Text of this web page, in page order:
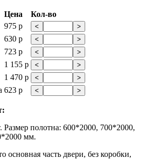
Цена
Кол-во
975 р < >
630 р < >
723 р < >
1 155 р < >
1 470 р < >
623 р < >
полотна: 600*2000, 700*2000,
мм.
основная часть двери, без коробки,